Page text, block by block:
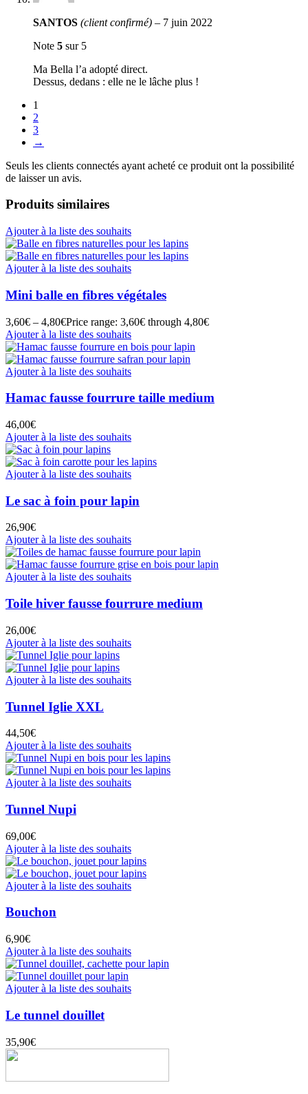
SANTOS (client confirmé) – 7 juin 2022
Note 5 sur 5
Ma Bella l’a adopté direct.
Dessus, dedans : elle ne le lâche plus !
1
2
3
→
Seuls les clients connectés ayant acheté ce produit ont la possibilité
de laisser un avis.
Produits similaires
Ajouter à la liste des souhaits
Ajouter à la liste des souhaits
Mini balle en fibres végétales
3,60€ – 4,80€Price range: 3,60€ through 4,80€
Ajouter à la liste des souhaits
Ajouter à la liste des souhaits
Hamac fausse fourrure taille medium
46,00€
Ajouter à la liste des souhaits
Ajouter à la liste des souhaits
Le sac à foin pour lapin
26,90€
Ajouter à la liste des souhaits
Ajouter à la liste des souhaits
Toile hiver fausse fourrure medium
26,00€
Ajouter à la liste des souhaits
Ajouter à la liste des souhaits
Tunnel Iglie XXL
44,50€
Ajouter à la liste des souhaits
Ajouter à la liste des souhaits
Tunnel Nupi
69,00€
Ajouter à la liste des souhaits
Ajouter à la liste des souhaits
Bouchon
6,90€
Ajouter à la liste des souhaits
Ajouter à la liste des souhaits
Le tunnel douillet
35,90€